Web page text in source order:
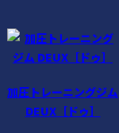
加圧トレーニングジム
DEUX［ドゥ］